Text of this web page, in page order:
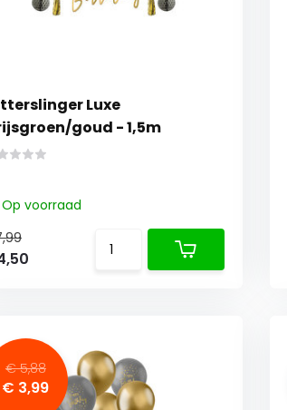
Luxe
goud - 1,5m
Op voorraad
€ 5,88
€ 3,99